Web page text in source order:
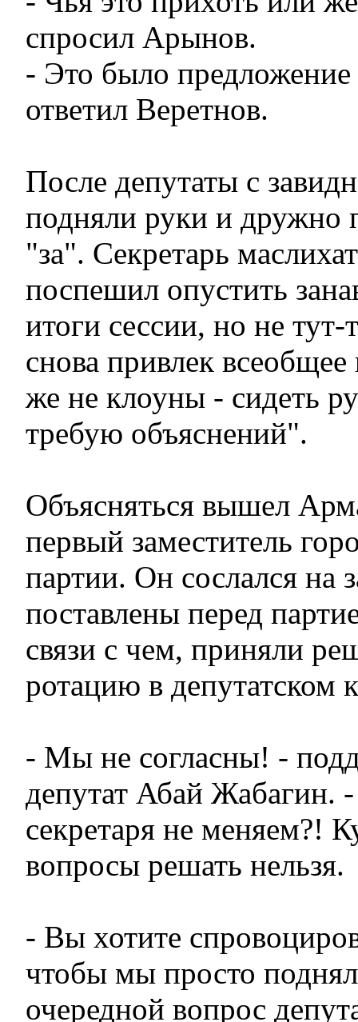
спросил Арынов.
- Это было
ответил Веретнов.
После депутаты с
подняли руки и дружно
"за". Секретарь
поспешил опустить
итоги сессии, но не
снова привлек
же не клоуны - сидеть
требую объяснений".
Объясняться вышел
первый заместитель
партии. Он сослался на
поставлены перед
связи с чем, приняли
ротацию в депутатском
- Мы не согласны! -
депутат Абай Жабагин.
секретаря не меняем?!
вопросы решать нельзя.
- Вы хотите
чтобы мы просто
очередной вопрос